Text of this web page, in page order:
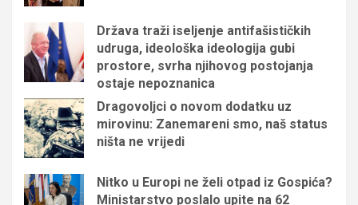
Država traži iseljenje antifašističkih
udruga, ideološka ideologija gubi
prostore, svrha njihovog postojanja
ostaje nepoznanica
Dragovoljci o novom dodatku uz
mirovinu: Zanemareni smo, naš status
ništa ne vrijedi
Nitko u Europi ne želi otpad iz Gospića?
Ministarstvo poslalo upite na 62